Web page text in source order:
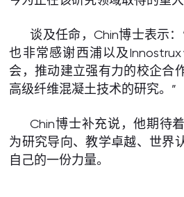
谈及任命，Chin博士表示：
也非常感谢西浦以及
会，推动建立强有力的校企合
高级纤维混凝土技术的研究。”
Chin博士补充说，他期待
为研究导向、教学卓越、世界
自己的一份力量。